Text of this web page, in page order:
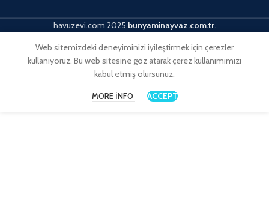
havuzevi.com 2025 bunyaminayvaz.com.tr.
Web sitemizdeki deneyiminizi iyileştirmek için çerezler
kullanıyoruz. Bu web sitesine göz atarak çerez kullanımımızı
kabul etmiş olursunuz.
MORE INFO ACCEPT